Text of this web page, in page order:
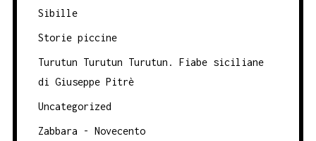
Sibille
Storie piccine
Turutun Turutun Turutun. Fiabe siciliane
di Giuseppe Pitrè
Uncategorized
Zabbara - Novecento